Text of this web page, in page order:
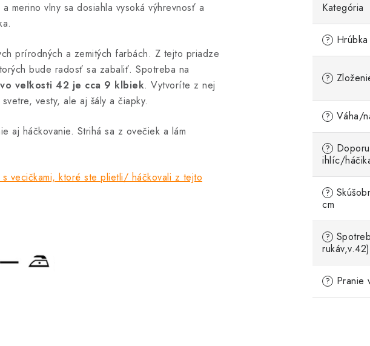
merino vlny sa dosiahla vysoká výhrevnosť a
prírodných a zemitých farbách. Z tejto priadze
bude radosť sa zabaliť. Spotreba na
veľkosti 42 je cca 9 klbiek. Vytvoríte z nej
vesty, ale aj šály a čiapky.
aj háčkovanie. Strihá sa z ovečiek a lám
s vecičkami, ktoré ste plietli/ háčkovali z tejto
Kategória
?
?
? Váha/
?
ihlíc/
?
cm
?
rukáv,v.42)
? Pranie